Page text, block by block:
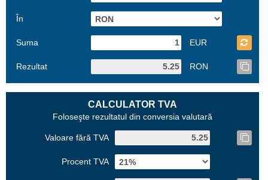
În
Suma EUR
Rezultat RON
CALCULATOR TVA
Foloseşte rezultatul din conversia valutară
Valoare fără TVA
Procent TVA